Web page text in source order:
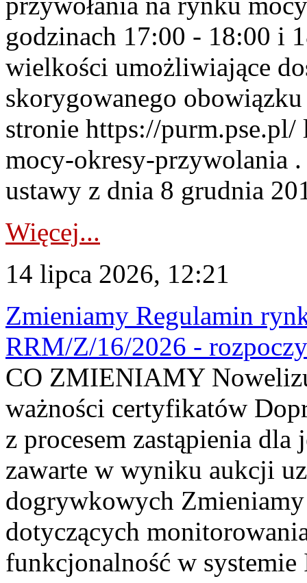
godzinach 17:00 - 18:00 i
wielkości umożliwiające
skorygowanego
stronie https://
mocy-okresy-przywolania
ustawy z dnia 8 grudnia
Więcej...
14 lipca 2026, 12:21
Zmieniamy Regulamin
RRM/Z/16/2026 -
CO ZMIENIAMY
ważności certyfikatów
z procesem zastąpienia
zawarte w wyniku aukcji
dogrywkowych Zmieniamy
dotyczących
funkcjonalność w